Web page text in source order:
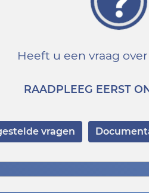
Heeft u een vraag
RAADPLEEG EERST
vragen